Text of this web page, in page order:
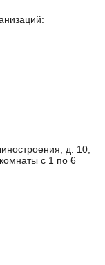
д. 10,
с 1 по 6